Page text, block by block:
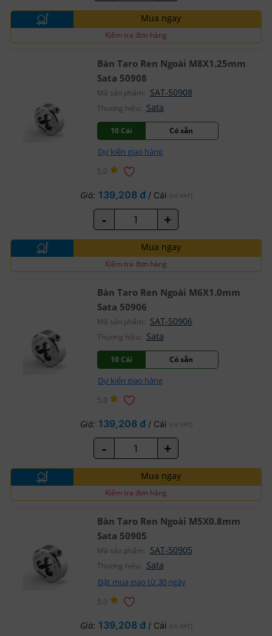
Mua ngay
Kiểm tra đơn hàng
Bàn Taro Ren Ngoài M8X1.25mm
Sata 50908
Mã sản phẩm: SAT-50908
Thương hiệu: Sata
10 Cái Có sẵn
Dự kiến giao hàng
5.0
Giá: 139,208 đ / Cái (có VAT)
- +
Mua ngay
Kiểm tra đơn hàng
Bàn Taro Ren Ngoài M6X1.0mm
Sata 50906
Mã sản phẩm: SAT-50906
Thương hiệu: Sata
10 Cái Có sẵn
Dự kiến giao hàng
5.0
Giá: 139,208 đ / Cái (có VAT)
- +
Mua ngay
Kiểm tra đơn hàng
Bàn Taro Ren Ngoài M5X0.8mm
Sata 50905
Mã sản phẩm: SAT-50905
Thương hiệu: Sata
Đặt mua giao từ 30 ngày
5.0
Giá: 139,208 đ / Cái (có VAT)